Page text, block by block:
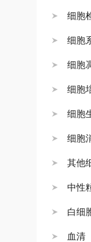
细胞
细胞
细胞
细胞
细胞
细胞
其他
中性
白细
血清